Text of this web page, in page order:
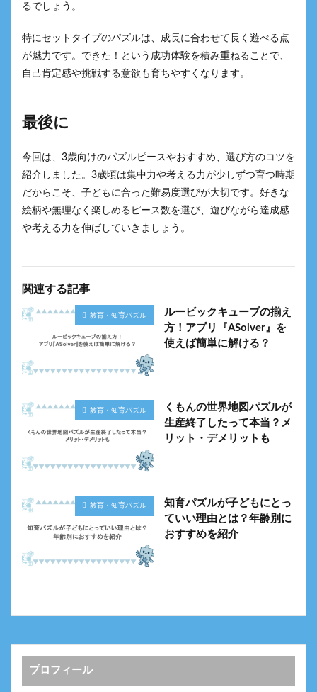
るでしょう。
特にセットタイプのパズルは、成長に合わせて長く遊べる点
が魅力です。できた！という成功体験を積み重ねることで、
自己肯定感や挑戦する意欲も育ちやすくなります。
最後に
今回は、3歳向けのパズルピースやおすすめ、選び方のコツを
紹介しました。3歳頃は集中力や考える力が少しずつ育つ時期
だからこそ、子どもに合った難易度選びが大切です。好きな
絵柄や無理なく楽しめるピース数を選び、遊びながら達成感
や考える力を伸ばしていきましょう。
関連する記事
教育・知育パズル
ルービックキューブの揃え
方！アプリ『ASolver』を
使えば簡単に解ける？
教育・知育パズル
くもんの世界地図パズルが
生産終了したって本当？メ
リット・デメリットも
教育・知育パズル
知育パズルが子どもにとっ
ていい理由とは？年齢別に
おすすめを紹介
プロフィール